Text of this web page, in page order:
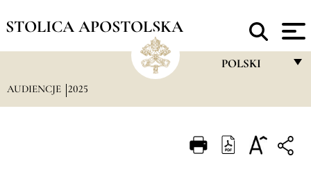
STOLICA APOSTOLSKA
POLSKI
ITALIANO
AUDIENCJE 2025